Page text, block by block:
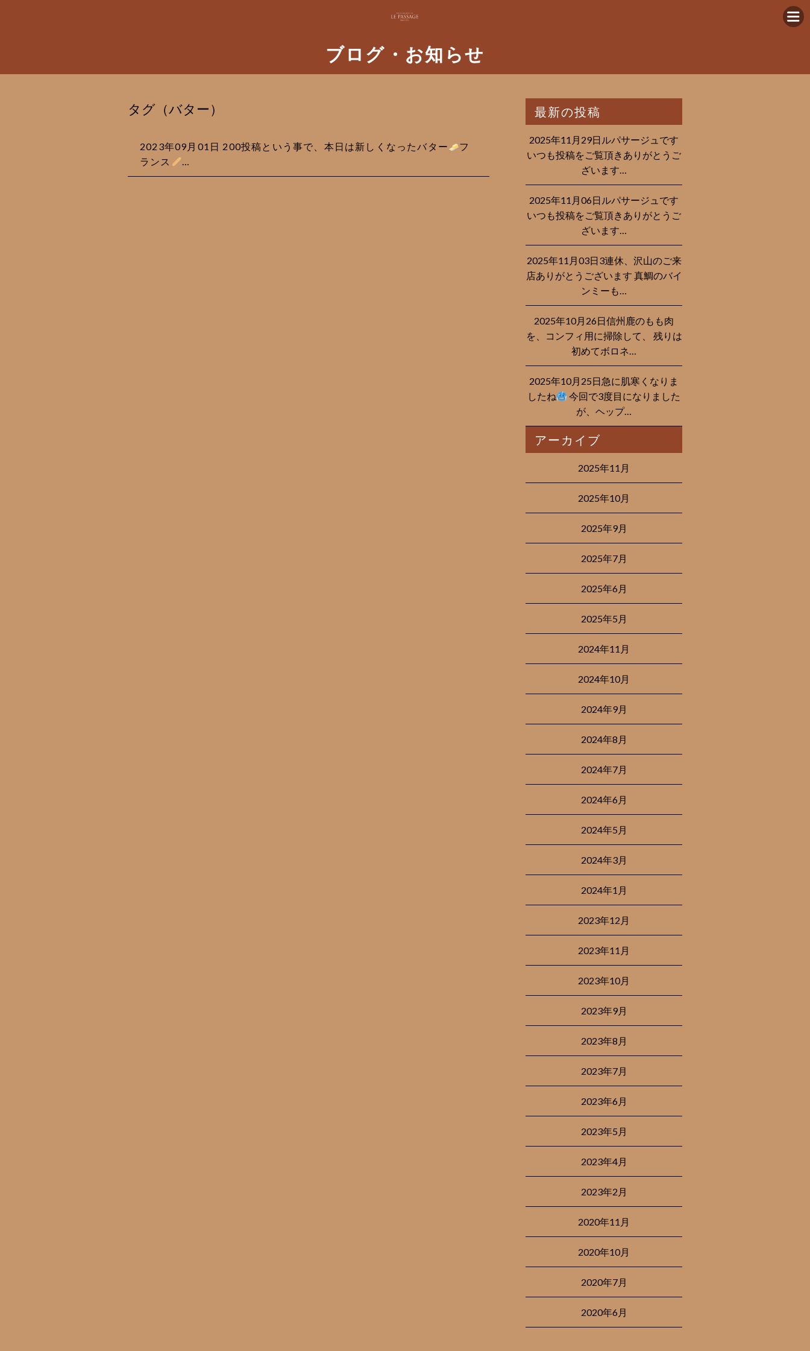
ブログ・お知らせ
タグ（バター）
2023年09月01日 200投稿という事で、本日は新しくなったバター
フ
ランス
…
最新の投稿
2025年11月29日ルパサージュです︎
いつも投稿をご覧頂きありがとうご
ざいます…
2025年11月06日ルパサージュです︎
いつも投稿をご覧頂きありがとうご
ざいます…
2025年11月03日3連休、沢山のご来
店ありがとうございます 真鯛のバイ
ンミーも…
2025年10月26日信州鹿のもも肉
を、コンフィ用に掃除して、 残りは
初めてボロネ…
2025年10月25日急に肌寒くなりま
したね
今回で3度目になりました
が、ヘップ…
アーカイブ
2025年11月
2025年10月
2025年9月
2025年7月
2025年6月
2025年5月
2024年11月
2024年10月
2024年9月
2024年8月
2024年7月
2024年6月
2024年5月
2024年3月
2024年1月
2023年12月
2023年11月
2023年10月
2023年9月
2023年8月
2023年7月
2023年6月
2023年5月
2023年4月
2023年2月
2020年11月
2020年10月
2020年7月
2020年6月